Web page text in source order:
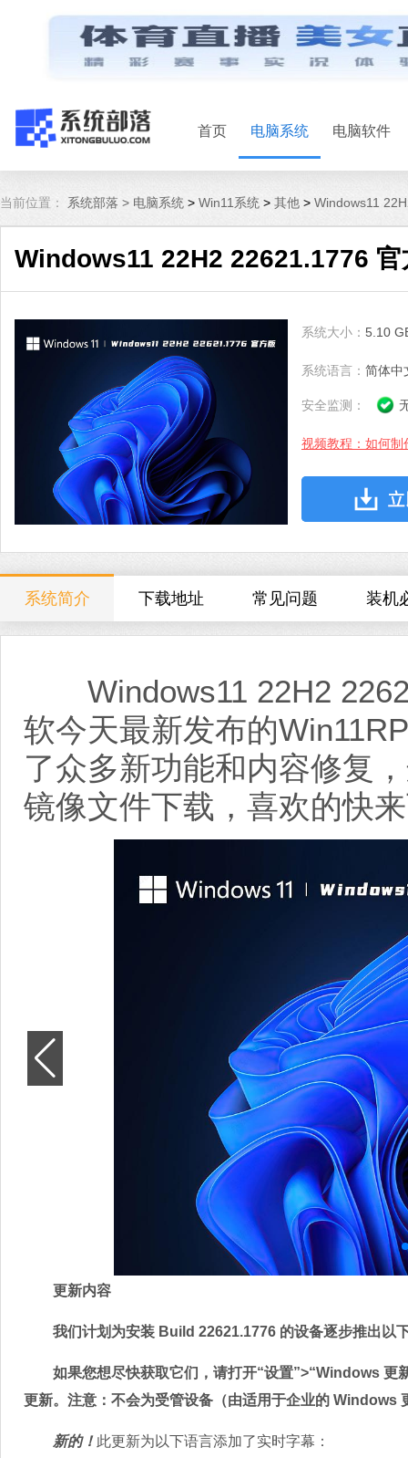
首页 电脑系统 电脑软件
当前位置： 系统部落 > 电脑系统 > Win11系统 > 其他 > Windows11
Windows11 22H2 22621.1776 官
系统大小： 5.10
系统语言： 简体中
安全监测：
视频教程：如何制
系统简介 下载地址 常见问题 装机
Windows11 22H2
软今天最新发布的
了众多新功能和内容修复
镜像文件下载，喜欢的快
更新内容
我们计划为安装 Build 22621.1776 的设备逐步推出以
如果您想尽快获取它们，请打开“设置”>“Windows 更
更新。注意：不会为受管设备（由适用于企业的 Windows
新的！ 此更新为以下语言添加了实时字幕：